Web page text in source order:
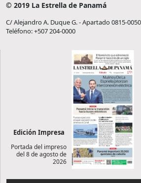
© 2019 La Estrella de Panamá
C/ Alejandro A. Duque G. - Apartado 0815-
Teléfono: +507 204-0000
Edición Impresa
Portada del impreso
del 8 de agosto de
2026